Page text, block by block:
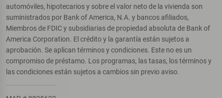
automóviles, hipotecarios y sobre el valor neto de la vivienda son
suministrados por Bank of America, N.A. y bancos afiliados,
Miembros de FDIC y subsidiarias de propiedad absoluta de Bank of
America Corporation. El crédito y la garantía están sujetos a
aprobación. Se aplican términos y condiciones. Este no es un
compromiso de préstamo. Los programas, las tasas, los términos y
las condiciones están sujetos a cambios sin previo aviso.